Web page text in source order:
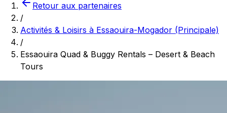
Retour aux partenaires
/
Activités & Loisirs à Essaouira-Mogador (Principale)
/
Essaouira Quad & Buggy Rentals – Desert & Beach
Tours